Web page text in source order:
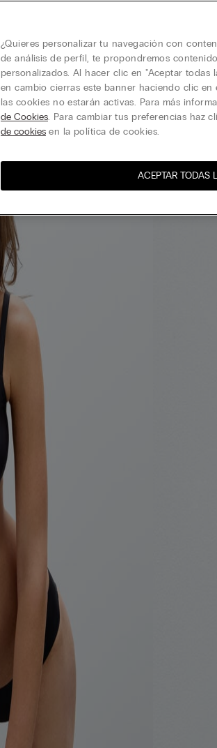
¿Quieres personalizar tu navegación con
de análisis de perfil, te propondremos
personalizados. Al hacer clic en "Aceptar todas
en cambio cierras este banner haciendo clic
las cookies no estarán activas. Para más
de Cookies. Para cambiar tus preferencias haz
de cookies en la política de cookies.
ACEPTAR TODAS